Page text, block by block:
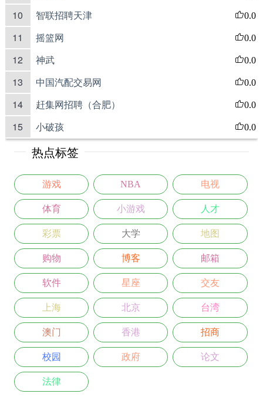
10 智联招聘天津 0.0
11 摇篮网 0.0
12 神武 0.0
13 中国汽配交易网 0.0
14 赶集网招聘（合肥） 0.0
15 小破孩 0.0
热点标签
游戏 NBA 电视
体育 小游戏 人才
彩票 大学 地图
购物 博客 邮箱
软件 星座 交友
上海 北京 台湾
澳门 香港 招商
校园 政府 论文
法律